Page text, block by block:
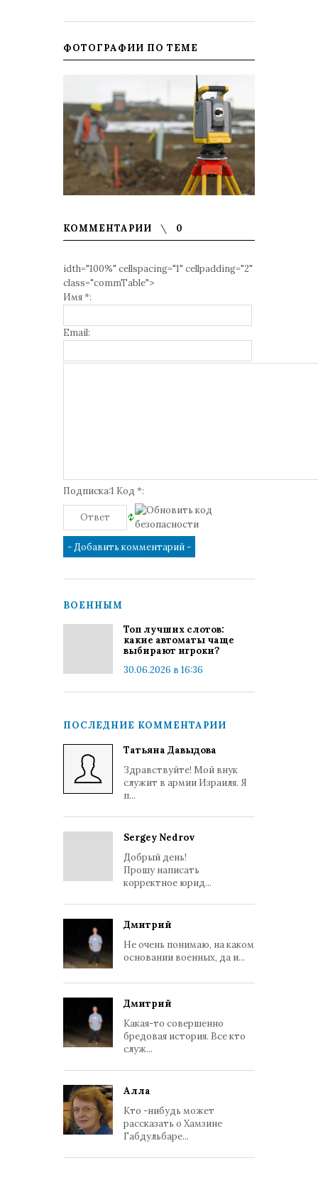
ФОТОГРАФИИ ПО ТЕМЕ
КОММЕНТАРИИ 0
idth="100%" cellspacing="1" cellpadding="2"
class="commTable">
Имя *:
Email:
Подписка:1 Код *:
ВОЕННЫМ
Топ лучших слотов:
какие автоматы чаще
выбирают игроки?
30.06.2026 в 16:36
ПОСЛЕДНИЕ КОММЕНТАРИИ
Татьяна Давыдова
Здравствуйте! Мой внук
служит в армии Израиля. Я
п...
Sergey Nedrov
Добрый день!
Прошу написать
корректное юрид...
Дмитрий
Не очень понимаю, на каком
основании военных, да и...
Дмитрий
Какая-то совершенно
бредовая история. Все кто
служ...
Алла
Кто -нибудь может
рассказать о Хамзине
Габдульбаре...